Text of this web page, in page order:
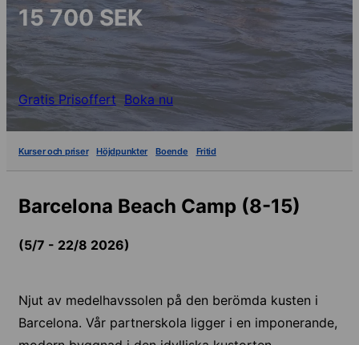
15 700SEK
Gratis Prisoffert Boka nu
Kurser och priser Höjdpunkter Boende Fritid
Barcelona Beach Camp (8-15)
(5/7 - 22/8 2026)
Njut av medelhavssolen på den berömda kusten i
Barcelona. Vår partnerskola ligger i en imponerande,